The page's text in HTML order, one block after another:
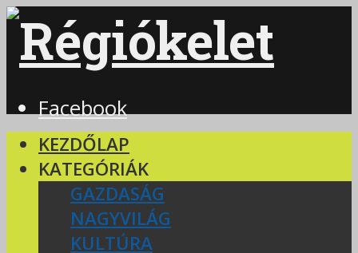
Facebook
KEZDŐLAP
KATEGÓRIÁK
GAZDASÁG
NAGYVILÁG
KULTÚRA